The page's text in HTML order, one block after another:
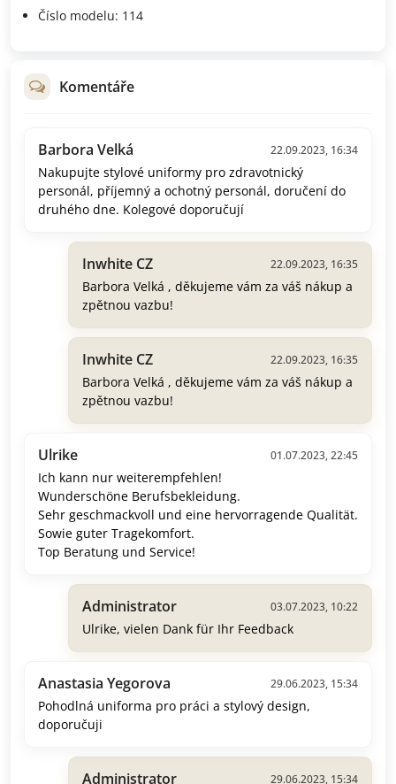
Číslo modelu: 114
Komentáře
Barbora Velká 22.09.2023, 16:34
Nakupujte stylové uniformy pro zdravotnický
personál, příjemný a ochotný personál, doručení do
druhého dne. Kolegové doporučují
Inwhite CZ 22.09.2023, 16:35
Barbora Velká , děkujeme vám za váš nákup a
zpětnou vazbu!
Inwhite CZ 22.09.2023, 16:35
Barbora Velká , děkujeme vám za váš nákup a
zpětnou vazbu!
Ulrike 01.07.2023, 22:45
Ich kann nur weiterempfehlen!
Wunderschöne Berufsbekleidung.
Sehr geschmackvoll und eine hervorragende Qualität.
Sowie guter Tragekomfort.
Top Beratung und Service!
Administrator 03.07.2023, 10:22
Ulrike, vielen Dank für Ihr Feedback
Anastasia Yegorova 29.06.2023, 15:34
Pohodlná uniforma pro práci a stylový design,
doporučuji
Administrator 29.06.2023, 15:34